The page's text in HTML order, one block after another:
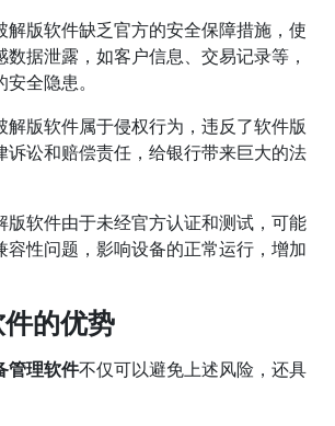
解版软件缺乏官方的安全保障措施，使
据泄露，如客户信息、交易记录等，
全隐患。
解版软件属于侵权行为，违反了软件版
诉讼和赔偿责任，给银行带来巨大的法
版软件由于未经官方认证和测试，可能
容性问题，影响设备的正常运行，增加
的优势
管理软件不仅可以避免上述风险，还具